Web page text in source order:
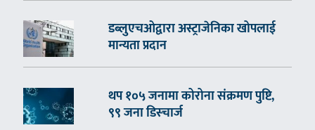
डब्लुएचओद्वारा अस्ट्राजेनिका खोपलाई
मान्यता प्रदान
थप १०५ जनामा कोरोना संक्रमण पुष्टि,
९९ जना डिस्चार्ज